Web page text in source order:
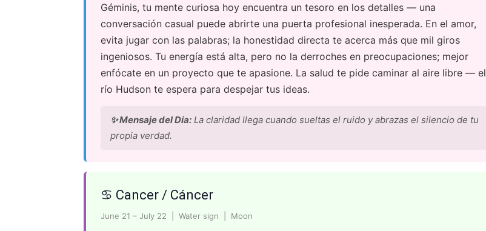
Géminis, tu mente curiosa hoy encuentra un tesoro en los detalles — una
conversación casual puede abrirte una puerta profesional inesperada. En el amor,
evita jugar con las palabras; la honestidad directa te acerca más que mil giros
ingeniosos. Tu energía está alta, pero no la derroches en preocupaciones; mejor
enfócate en un proyecto que te apasione. La salud te pide caminar al aire libre — el
río Hudson te espera para despejar tus ideas.
✨ Mensaje del Día: La claridad llega cuando sueltas el ruido y abrazas el silencio de tu
propia verdad.
♋ Cancer / Cáncer
June 21 – July 22 | Water sign | Moon